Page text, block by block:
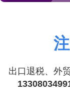
出口退税、外贸